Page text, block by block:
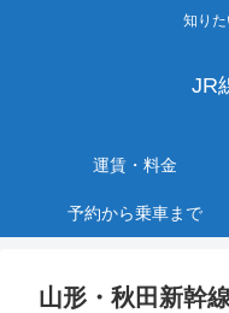
知り
JR
運賃・料金
予約から乗車まで
山形・秋田新幹